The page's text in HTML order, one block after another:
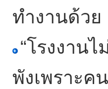
ทำงานด้วย
“โรงงาน
พังเพราะค